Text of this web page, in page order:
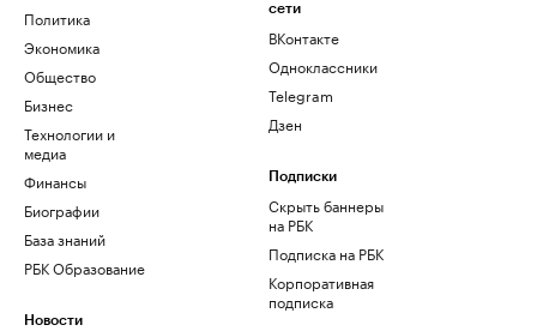
Политика
Экономика
Общество
Бизнес
Технологии и
медиа
Финансы
Биографии
База знаний
РБК Образование
Новости
сети
ВКонтакте
Одноклассники
Telegram
Дзен
Подписки
Скрыть баннеры
на РБК
Подписка на РБК
Корпоративная
подписка